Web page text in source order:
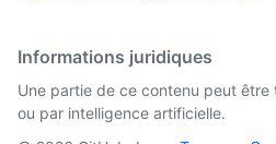
Informations juridiques
Une partie de ce contenu peut
ou par intelligence artificielle.